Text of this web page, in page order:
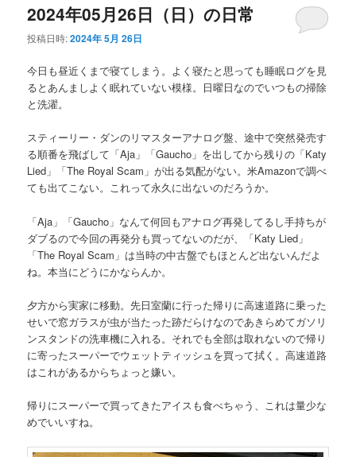
2024年05月26日（日）の日常
投稿日時:2024年 5月 26日
今日も昼近くまで寝てしまう。よく寝たと思っても睡眠ログを見
るとあんましよく眠れていない模様。日曜日なのでいつもの掃除
と洗濯。
スティーリー・ダンのリマスターアナログ盤、途中で突然発売す
る順番を飛ばして「Aja」「Gaucho」を出してから残りの「Katy
Lied」「The Royal Scam」が出る気配がない。米Amazonで調べ
ても出てこない。これって永久に出ないのだろうか。
「Aja」「Gaucho」なんて何回もアナログ再発してるし手持ちが
ダブるので今回の再発分も買ってないのだが、「Katy Lied」
「The Royal Scam」は当時の中古盤でもほとんど出ないんだよ
ね。本当にどうにかならんか。
夕方から実家に移動。先日室蘭に行った帰りに高速道路に乗った
せいで窓ガラスが虫が当たった跡だらけなのであきらめてガソリ
ンスタンドの洗車機に入れる。それでも全部は取れないので帰り
に寄ったスーパーでウェットティッシュを買って拭く。高速道路
はこれがあるからちょっと嫌い。
帰りにスーパーで買ってきたアイスも食べちゃう、これは量少な
めでいいすね。